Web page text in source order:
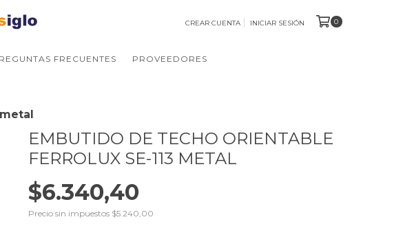
CREAR CUENTA INICIAR SESIÓN 0
FRECUENTES PROVEEDORES
EMBUTIDO DE TECHO ORIENTABLE
FERROLUX SE-113 METAL
$6.340,40
Precio sin impuestos $5.240,00